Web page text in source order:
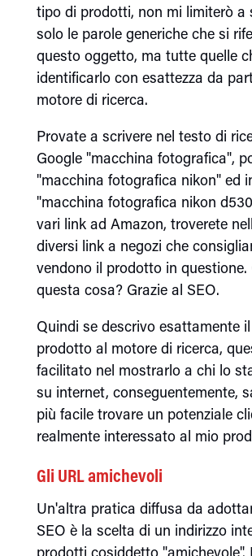
tipo di prodotti, non mi limiterò a
solo le parole generiche che si
questo oggetto, ma tutte quelle
identificarlo con esattezza da
motore di ricerca.
Provate a scrivere nel testo di
Google "macchina fotografica",
"macchina fotografica nikon" ed
"macchina fotografica nikon
vari link ad Amazon, troverete
diversi link a negozi che
vendono il prodotto in questione.
questa cosa? Grazie al SEO.
Quindi se descrivo esattamente
prodotto al motore di ricerca,
facilitato nel mostrarlo a chi lo
su internet, conseguentemente,
più facile trovare un potenziale
realmente interessato al mio
Gli URL amichevoli
Un'altra pratica diffusa da
SEO è la scelta di un indirizzo
prodotti cosiddetto "amichevole".